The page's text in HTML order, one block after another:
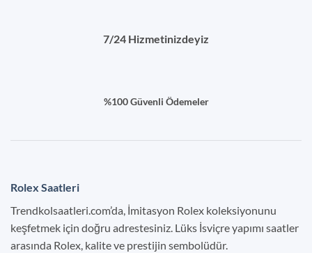
7/24 Hizmetinizdeyiz
%100 Güvenli Ödemeler
Rolex Saatleri
Trendkolsaatleri.com’da, İmitasyon Rolex koleksiyonunu
keşfetmek için doğru adrestesiniz. Lüks İsviçre yapımı saatler
arasında Rolex, kalite ve prestijin sembolüdür.